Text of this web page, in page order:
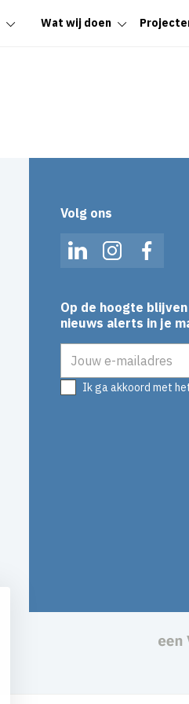
Wat wij doen
Volg ons
LinkedInInstagram
Op de hoogte
nieuws alerts in je
Ik ga akkoord met